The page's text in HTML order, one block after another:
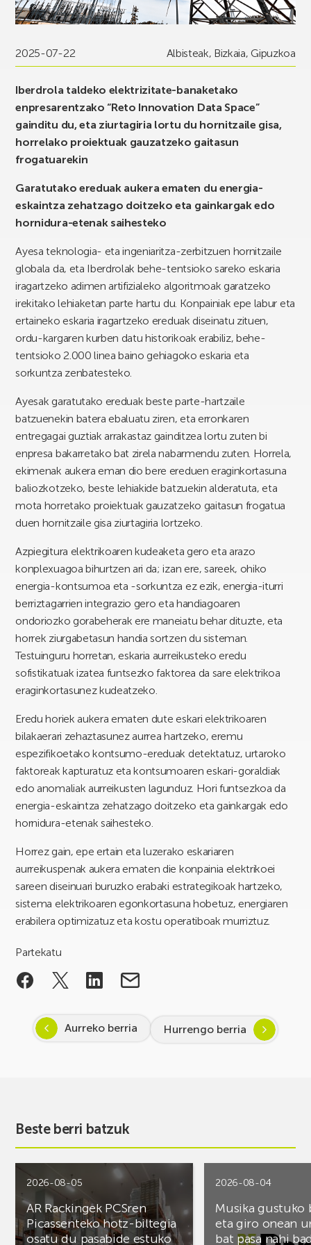
2025-07-22 Albisteak, Bizkaia,Gipuzkoa
Iberdrola taldeko elektrizitate-banaketako
enpresarentzako “Reto Innovation Data Space”
gainditu du, eta ziurtagiria lortu du hornitzaile gisa,
horrelako proiektuak gauzatzeko gaitasun
frogatuarekin
Garatutako ereduak aukera ematen du energia-
eskaintza zehatzago doitzeko eta gainkargak edo
hornidura-etenak saihesteko
Ayesa teknologia- eta ingeniaritza-zerbitzuen hornitzaile
globala da, eta Iberdrolak behe-tentsioko sareko eskaria
iragartzeko adimen artifizialeko algoritmoak garatzeko
irekitako lehiaketan parte hartu du. Konpainiak epe labur eta
ertaineko eskaria iragartzeko ereduak diseinatu zituen,
ordu-kargaren kurben datu historikoak erabiliz, behe-
tentsioko 2.000 linea baino gehiagoko eskaria eta
sorkuntza zenbatesteko.
Ayesak garatutako ereduak beste parte-hartzaile
batzuenekin batera ebaluatu ziren, eta erronkaren
entregagai guztiak arrakastaz gainditzea lortu zuten bi
enpresa bakarretako bat zirela nabarmendu zuten. Horrela,
ekimenak aukera eman dio bere ereduen eraginkortasuna
baliozkotzeko, beste lehiakide batzuekin alderatuta, eta
mota horretako proiektuak gauzatzeko gaitasun frogatua
duen hornitzaile gisa ziurtagiria lortzeko.
Azpiegitura elektrikoaren kudeaketa gero eta arazo
konplexuagoa bihurtzen ari da; izan ere, sareek, ohiko
energia-kontsumoa eta -sorkuntza ez ezik, energia-iturri
berriztagarrien integrazio gero eta handiagoaren
ondoriozko gorabeherak ere maneiatu behar dituzte, eta
horrek ziurgabetasun handia sortzen du sisteman.
Testuinguru horretan, eskaria aurreikusteko eredu
sofistikatuak izatea funtsezko faktorea da sare elektrikoa
eraginkortasunez kudeatzeko.
Eredu horiek aukera ematen dute eskari elektrikoaren
bilakaerari zehaztasunez aurrea hartzeko, eremu
espezifikoetako kontsumo-ereduak detektatuz, urtaroko
faktoreak kapturatuz eta kontsumoaren eskari-goraldiak
edo anomaliak aurreikusten lagunduz. Hori funtsezkoa da
energia-eskaintza zehatzago doitzeko eta gainkargak edo
hornidura-etenak saihesteko.
Horrez gain, epe ertain eta luzerako eskariaren
aurreikuspenak aukera ematen die konpainia elektrikoei
sareen diseinuari buruzko erabaki estrategikoak hartzeko,
sistema elektrikoaren egonkortasuna hobetuz, energiaren
erabilera optimizatuz eta kostu operatiboak murriztuz.
Partekatu
Aurreko berria Hurrengo berria
Beste berri batzuk
2026-08-05
AR Rackingek PCSren
Picassenteko hotz-biltegia
osatu du pasabide estuko
2026-08-04
Musika gustuko
eta giro onean
bat pasa nahi